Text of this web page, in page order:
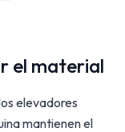
el material
elevadores
mantienen el